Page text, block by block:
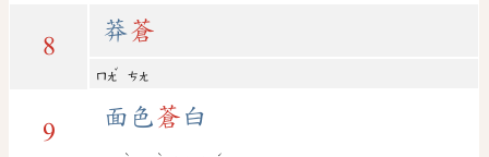
8
莽蒼
ㄇㄤ
ˇ
ㄘㄤ
9
面色蒼 白
ˋ ˋ ˊ